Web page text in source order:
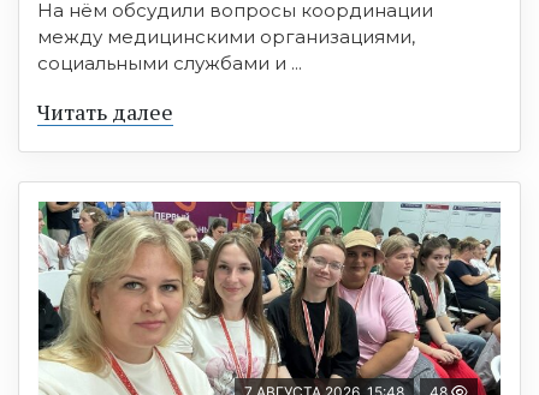
На нём обсудили вопросы координации
между медицинскими организациями,
социальными службами и ...
Читать далее